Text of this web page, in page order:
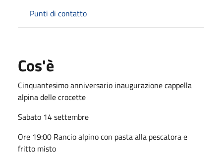
Punti di contatto
Cos'è
Cinquantesimo anniversario inaugurazione cappella
alpina delle crocette
Sabato 14 settembre
Ore 19:00 Rancio alpino con pasta alla pescatora e
fritto misto